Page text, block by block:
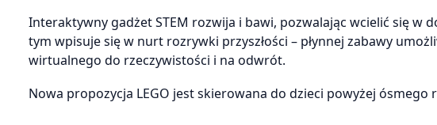
Interaktywny gadżet STEM rozwija i bawi, pozwalając wcielić się
tym wpisuje się w nurt rozrywki przyszłości – płynnej zabawy
wirtualnego do rzeczywistości i na odwrót.
Nowa propozycja LEGO jest skierowana do dzieci powyżej ósmego